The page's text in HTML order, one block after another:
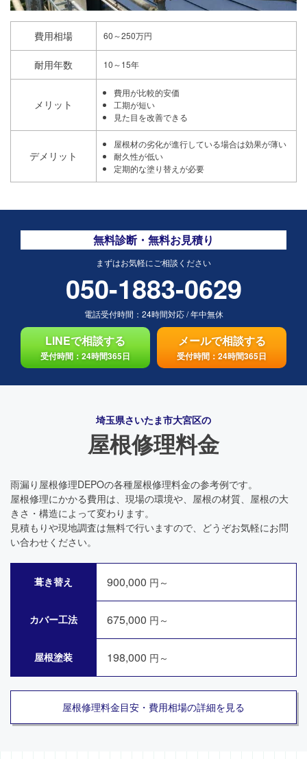
費用相場 60～250万円
耐用年数 10～15年
メリット
費用が比較的安価
工期が短い
見た目を改善できる
デメリット
屋根材の劣化が進行している場合は効果が薄い
耐久性が低い
定期的な塗り替えが必要
無料診断・無料お見積り
まずはお気軽にご相談ください
050-1883-0629
電話受付時間： 24時間対応/年中無休
LINEで相談する
受付時間：24時間365日
メールで相談する
受付時間：24時間365日
埼玉県さいたま市大宮区の
屋根修理料金
雨漏り屋根修理DEPOの各種屋根修理料金の参考例です。
屋根修理にかかる費用は、現場の環境や、屋根の材質、屋根の大
きさ・構造によって変わります。
見積もりや現地調査は無料で行いますので、どうぞお気軽にお問
い合わせください。
葺き替え 900,000 円～
カバー工法 675,000 円～
屋根塗装 198,000 円～
屋根修理料金目安・費用相場の詳細を見る